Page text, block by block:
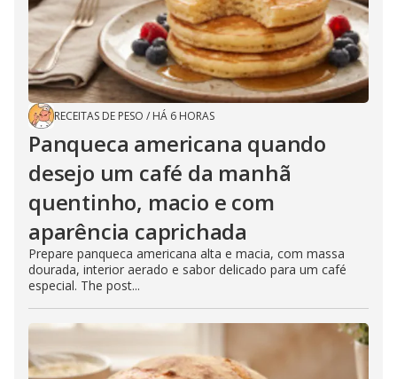
RECEITAS DE PESO / HÁ 6 HORAS
Panqueca americana quando
desejo um café da manhã
quentinho, macio e com
aparência caprichada
Prepare panqueca americana alta e macia, com massa
dourada, interior aerado e sabor delicado para um café
especial. The post...